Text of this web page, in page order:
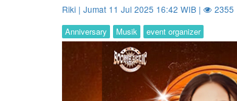
Riki | Jumat 11 Jul 2025 16:42 WIB | 2355
Anniversary Musik event organizer